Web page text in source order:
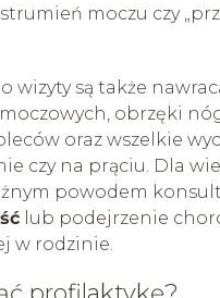
moczu czy
wizyty są także
obrzęki
oraz wszelkie
czy na prąciu. Dla
powodem
lub podejrzenie
w rodzinie.